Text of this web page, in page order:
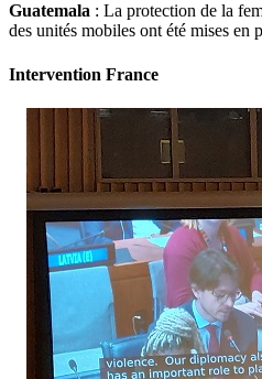
Guatemala : La protection de la
des unités mobiles ont été mises en
Intervention France